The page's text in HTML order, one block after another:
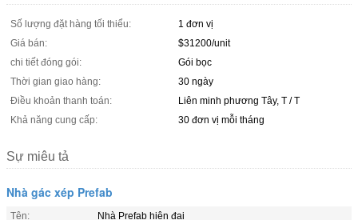
Số lượng đặt hàng tối thiểu:
1 đơn vị
Giá bán:
$31200/unit
chi tiết đóng gói:
Gói bọc
Thời gian giao hàng:
30 ngày
Điều khoản thanh toán:
Liên minh phương Tây, T / T
Khả năng cung cấp:
30 đơn vị mỗi tháng
Sự miêu tả
Nhà gác xép Prefab
Tên:
Nhà Prefab hiện đại